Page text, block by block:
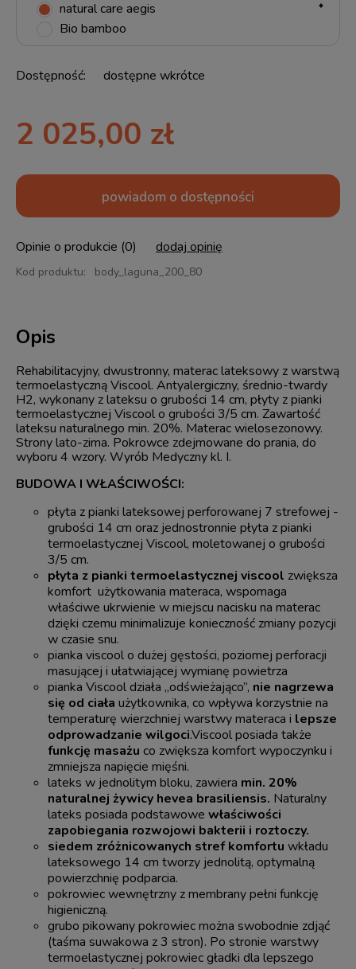
natural care aegis
Bio bamboo
Dostępność: dostępne wkrótce
2 025,00 zł
powiadom o dostępności
Kod produktu: body_laguna_200_80
Opinie o produkcie (0) dodaj opinię
Opis
Rehabilitacyjny, dwustronny, materac lateksowy z warstwą
termoelastyczną Viscool. Antyalergiczny, średnio-twardy
H2, wykonany z lateksu o grubości 14 cm, płyty z pianki
termoelastycznej Viscool o grubości 3/5 cm. Zawartość
lateksu naturalnego min. 20%. Materac wielosezonowy.
Strony lato-zima. Pokrowce zdejmowane do prania, do
wyboru 4 wzory. Wyrób Medyczny kl. I.
BUDOWA I WŁAŚCIWOŚCI:
płyta z pianki lateksowej perforowanej 7 strefowej -
grubości 14 cm oraz jednostronnie płyta z pianki
termoelastycznej Viscool, moletowanej o grubości
3/5 cm.
płyta z pianki termoelastycznej viscool zwiększa
komfort użytkowania materaca, wspomaga
właściwe ukrwienie w miejscu nacisku na materac
dzięki czemu minimalizuje konieczność zmiany pozycji
w czasie snu.
pianka viscool o dużej gęstości, poziomej perforacji
masującej i ułatwiającej wymianę powietrza
pianka Viscool działa „odświeżająco”, nie nagrzewa
się od ciała użytkownika, co wpływa korzystnie na
temperaturę wierzchniej warstwy materaca i lepsze
odprowadzanie wilgoci.Viscool posiada także
funkcję masażu co zwiększa komfort wypoczynku i
zmniejsza napięcie mięśni.
lateks w jednolitym bloku, zawiera min. 20%
naturalnej żywicy hevea brasiliensis. Naturalny
lateks posiada podstawowe właściwości
zapobiegania rozwojowi bakterii i roztoczy.
siedem zróżnicowanych stref komfortu wkładu
lateksowego 14 cm tworzy jednolitą, optymalną
powierzchnię podparcia.
pokrowiec wewnętrzny z membrany pełni funkcję
higieniczną.
grubo pikowany pokrowiec można swobodnie zdjąć
(taśma suwakowa z 3 stron). Po stronie warstwy
termoelastycznej pokrowiec gładki dla lepszego